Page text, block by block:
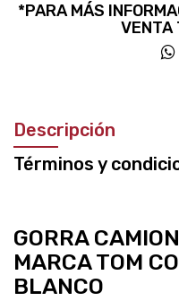
*PARA MÁS
VENTA
Descripción
Términos y
GORRA
MARCA TOM
BLANCO